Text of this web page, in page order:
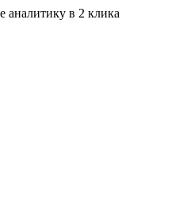
аналитику в 2 клика